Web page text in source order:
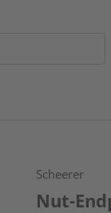
Scheerer
Nut-